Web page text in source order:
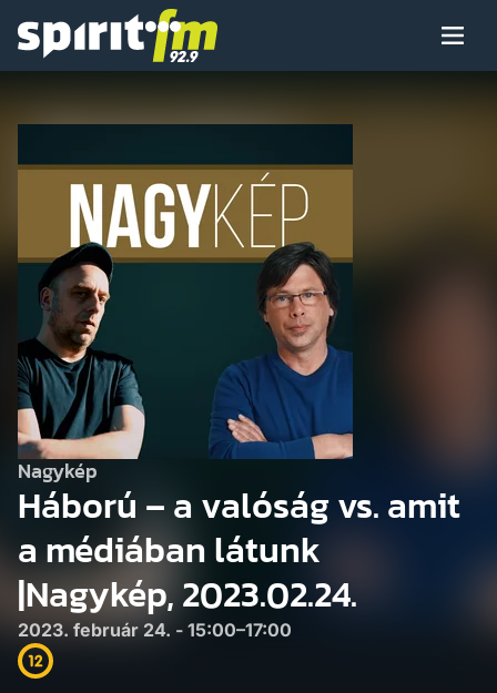
Spirit
Menü
Arcaink
Műsor
Hírek
Nagykép
Háború – a valóság vs. amit
a médiában látunk
|Nagykép, 2023.02.24.
2023. február 24. - 15:00–17:00